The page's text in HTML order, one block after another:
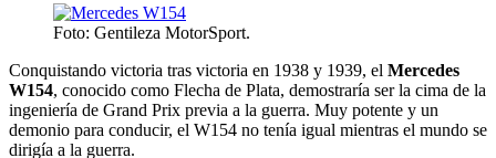
Foto: Gentileza MotorSport.
Conquistando victoria tras victoria en 1938 y 1939, el Mercedes
W154, conocido como Flecha de Plata, demostraría ser la cima de la
ingeniería de Grand Prix previa a la guerra. Muy potente y un
demonio para conducir, el W154 no tenía igual mientras el mundo se
dirigía a la guerra.